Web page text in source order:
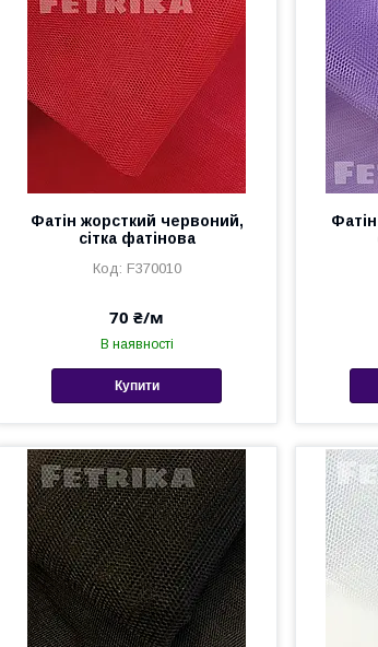
Фатін жорсткий червоний,
сітка фатінова
F370010
70 ₴/м
В наявності
Купити